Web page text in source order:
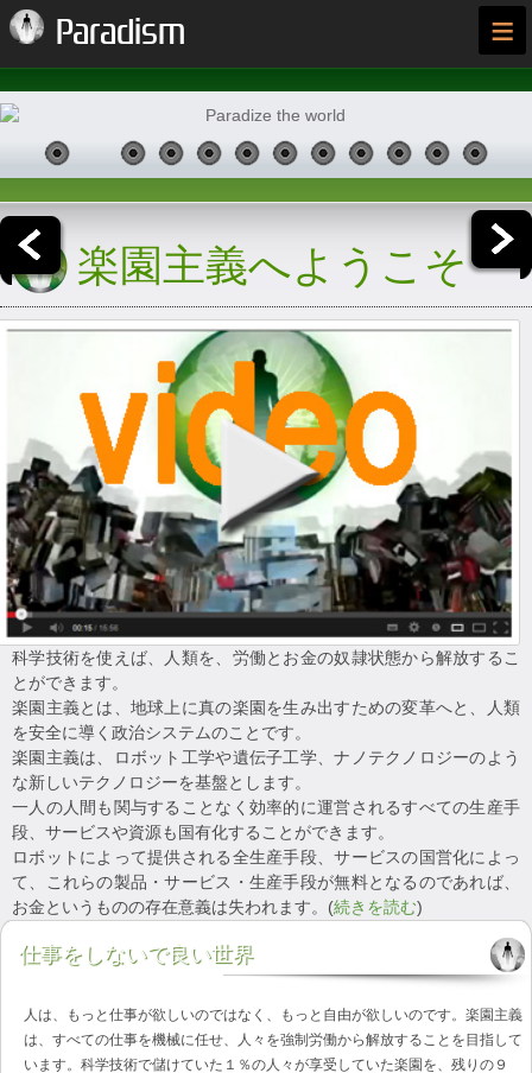
Paradism ≡
楽園主義へようこそ
科学技術を使えば、人類を、労働とお金の奴隷状態から解放するこ
とができます。
楽園主義とは、地球上に真の楽園を生み出すための変革へと、人類
を安全に導く政治システムのことです。
楽園主義は、ロボット工学や遺伝子工学、ナノテクノロジーのよう
な新しいテクノロジーを基盤とします。
一人の人間も関与することなく効率的に運営されるすべての生産手
段、サービスや資源も国有化することができます。
ロボットによって提供される全生産手段、サービスの国営化によっ
て、これらの製品・サービス・生産手段が無料となるのであれば、
お金というものの存在意義は失われます。(続きを読む)
仕事をしないで良い世界
人は、もっと仕事が欲しいのではなく、もっと自由が欲しいのです。楽園主義
は、すべての仕事を機械に任せ、人々を強制労働から解放することを目指して
います。科学技術で儲けていた１％の人々が享受していた楽園を、残りの９